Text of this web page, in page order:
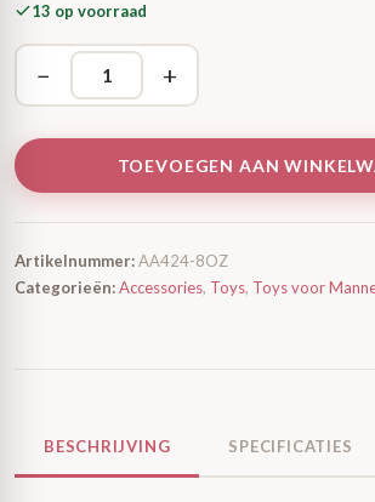
13 op voorraad
− +
TOEVOEGEN AAN
Artikelnummer:AA424-8OZ
Categorieën:Accessories, Toys, Toys voor
BESCHRIJVING SPECIFICATIES